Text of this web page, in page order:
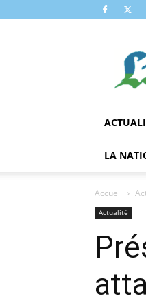
LA
Accueil
Actualité